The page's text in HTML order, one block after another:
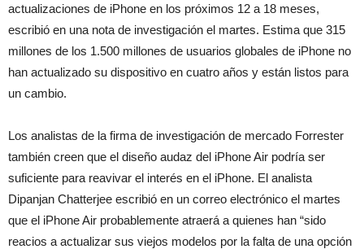
actualizaciones de iPhone en los próximos 12 a 18 meses,
escribió en una nota de investigación el martes. Estima que 315
millones de los 1.500 millones de usuarios globales de iPhone no
han actualizado su dispositivo en cuatro años y están listos para
un cambio.
Los analistas de la firma de investigación de mercado Forrester
también creen que el diseño audaz del iPhone Air podría ser
suficiente para reavivar el interés en el iPhone. El analista
Dipanjan Chatterjee escribió en un correo electrónico el martes
que el iPhone Air probablemente atraerá a quienes han “sido
reacios a actualizar sus viejos modelos por la falta de una opción